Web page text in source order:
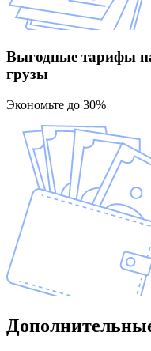
Выгодные тарифы
грузы
Экономьте до 30%